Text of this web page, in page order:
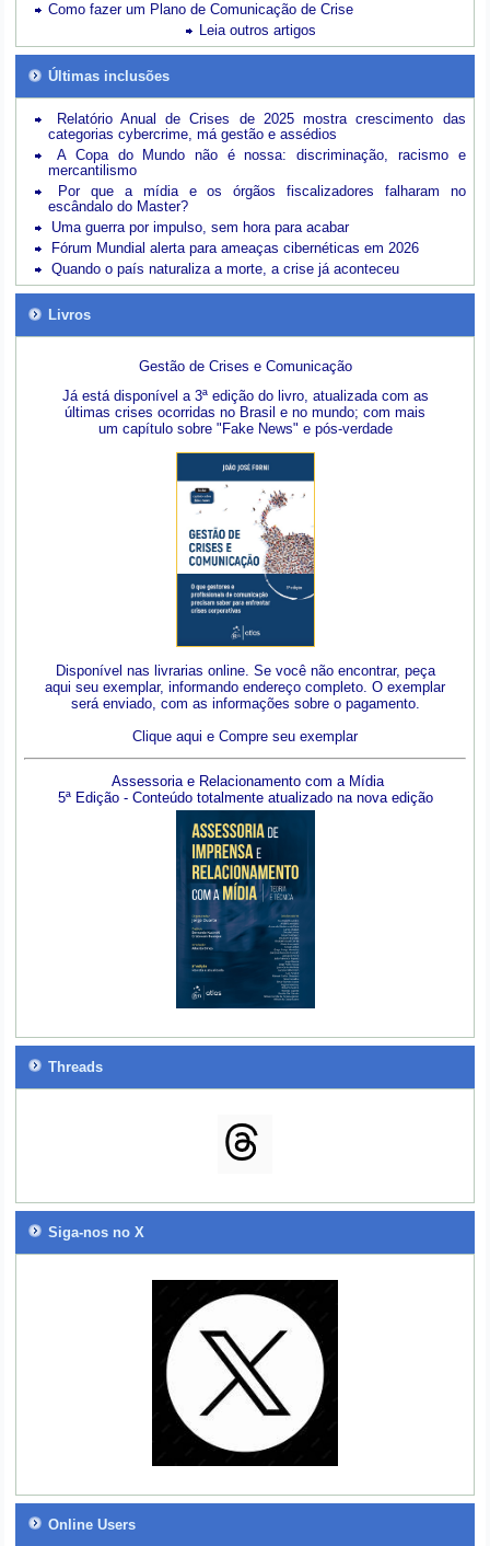
Como fazer um Plano de Comunicação de Crise
Leia outros artigos
Últimas inclusões
Relatório Anual de Crises de 2025 mostra crescimento das
categorias cybercrime, má gestão e assédios
A Copa do Mundo não é nossa: discriminação, racismo e
mercantilismo
Por que a mídia e os órgãos fiscalizadores falharam no
escândalo do Master?
Uma guerra por impulso, sem hora para acabar
Fórum Mundial alerta para ameaças cibernéticas em 2026
Quando o país naturaliza a morte, a crise já aconteceu
Livros
Gestão de Crises e Comunicação
Já está disponível a 3ª edição do livro, atualizada com as
últimas crises ocorridas no Brasil e no mundo; com mais
um capítulo sobre "Fake News" e pós-verdade
Disponível nas livrarias online. Se você não encontrar, peça
aqui seu exemplar, informando endereço completo. O exemplar
será enviado, com as informações sobre o pagamento.
Clique aqui e Compre seu exemplar
Assessoria e Relacionamento com a Mídia
5ª Edição - Conteúdo totalmente atualizado na nova edição
Threads
Siga-nos no X
Online Users